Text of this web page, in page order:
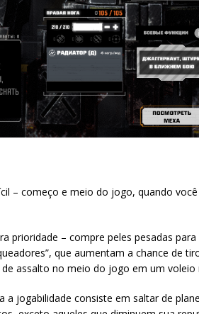
– começo e meio do jogo, quando
prioridade – compre peles pesadas
que aumentam a chance de
assalto no meio do jogo em um voleio
a jogabilidade consiste em saltar de